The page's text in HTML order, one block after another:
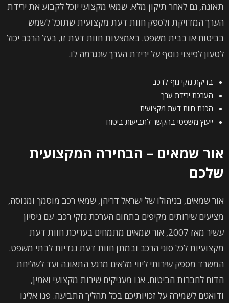
תאונה, גם לאחר תיקון מלא. שמאי מקצועי יוכל לקבוע את ירידת
הערך המדויקת ולספק חוות דעת מקצועית שתוכל לשמש
בביטוח או בבית משפט. באמצעות חוות דעת זו, בעל הרכב יכול
לטעון לפיצוי נוסף על ירידת הערך שנגרמה לו.
בדיקת נזקי גוף לרכב
הערכת ירידת ערך
הכנת חוות דעת מקצועית
ייעוץ משפטי בהקשר לתביעות ביטוח
אור שמאים – הבחירה המקצועית
שלכם
אור שמאים, בניהולו של ישראל דריהן, שמאי רכב מוסמך ומנוסה,
מציעים שירותים מקיפים בתחום הערכת נזקי רכב. עם ניסיון
עשיר מאז 2007, אור שמאים מתמחים בעריכת חוות דעת
מקצועיות לכל סוגי הרכב ובמתן חוות דעת נגדיות לבתי משפט.
המשרד מספק שירותי ליווי מלאים מרגע התאונה ועד לשליחת
הדוח לחברות הביטוח. אנו מעניקים שירות מקצועי ואמין,
ודואגים לשמירה על זכויותיכם בכל תהליך התביעה. פנו אלינו